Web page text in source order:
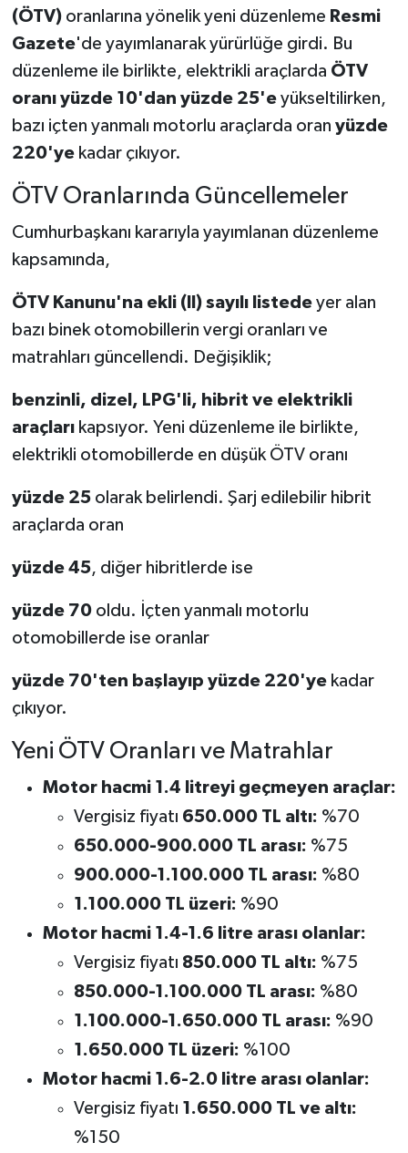
(ÖTV)oranlarına yönelik yeni düzenleme Resmi
Gazete'de yayımlanarak yürürlüğe girdi. Bu
düzenleme ile birlikte, elektrikli araçlarda ÖTV
oranı yüzde 10'dan yüzde 25'eyükseltilirken,
bazı içten yanmalı motorlu araçlarda oran yüzde
220'yekadar çıkıyor.
ÖTV Oranlarında Güncellemeler
Cumhurbaşkanı kararıyla yayımlanan düzenleme
kapsamında,
ÖTV Kanunu'na ekli (II) sayılı listedeyer alan
bazı binek otomobillerin vergi oranları ve
matrahları güncellendi. Değişiklik;
benzinli, dizel, LPG'li, hibrit ve elektrikli
araçlarıkapsıyor. Yeni düzenleme ile birlikte,
elektrikli otomobillerde en düşük ÖTV oranı
yüzde 25olarak belirlendi. Şarj edilebilir hibrit
araçlarda oran
yüzde 45, diğer hibritlerde ise
yüzde 70oldu. İçten yanmalı motorlu
otomobillerde ise oranlar
yüzde 70'ten başlayıp yüzde 220'yekadar
çıkıyor.
Yeni ÖTV Oranları ve Matrahlar
Motor hacmi 1.4 litreyi geçmeyen araçlar:
Vergisiz fiyatı 650.000 TL altı: %70
650.000-900.000 TL arası: %75
900.000-1.100.000 TL arası: %80
1.100.000 TL üzeri: %90
Motor hacmi 1.4-1.6 litre arası olanlar:
Vergisiz fiyatı 850.000 TL altı: %75
850.000-1.100.000 TL arası: %80
1.100.000-1.650.000 TL arası: %90
1.650.000 TL üzeri: %100
Motor hacmi 1.6-2.0 litre arası olanlar:
Vergisiz fiyatı 1.650.000 TL ve altı:
%150